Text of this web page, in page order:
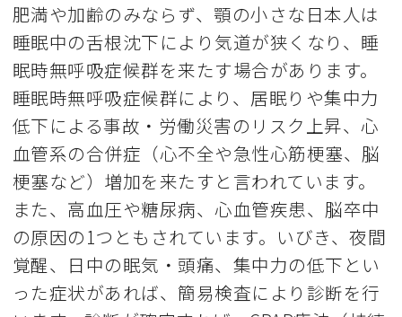
肥満や加齢のみならず、顎の小さな日本人は
睡眠中の舌根沈下により気道が狭くなり、睡
眠時無呼吸症候群を来たす場合があります。
睡眠時無呼吸症候群により、居眠りや集中力
低下による事故・労働災害のリスク上昇、心
血管系の合併症（心不全や急性心筋梗塞、脳
梗塞など）増加を来たすと言われています。
また、高血圧や糖尿病、心血管疾患、脳卒中
の原因の1つともされています。いびき、夜間
覚醒、日中の眠気・頭痛、集中力の低下とい
った症状があれば、簡易検査により診断を行